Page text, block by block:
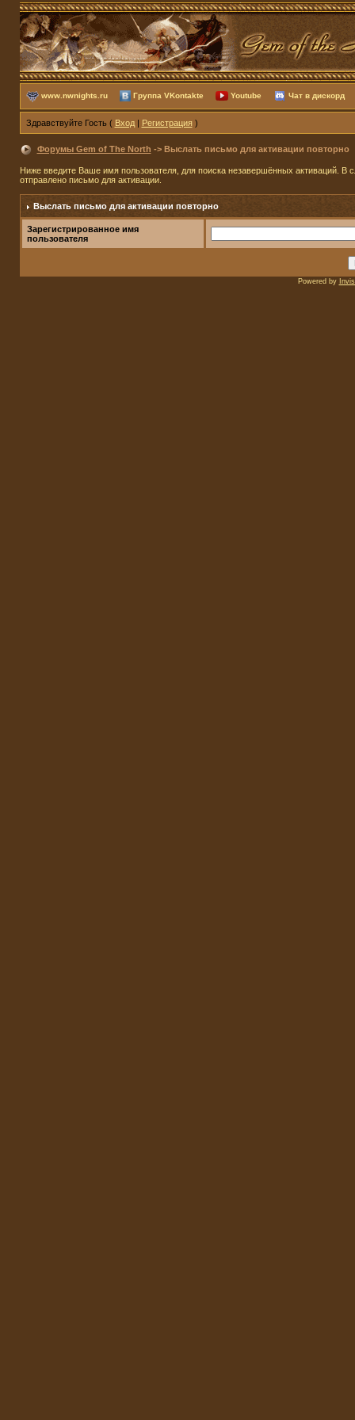
www.nwnights.ru Группа VKontakte Youtube Чат в дискорд
Здравствуйте Гость ( Вход| Регистрация)
Форумы Gem of The North -> Выслать письмо для активации повторно
Ниже введите Ваше имя пользователя, для поиска незавершённых активаций. В
отправлено письмо для активации.
Выслать письмо для активации повторно
Зарегистрированное имя
пользователя
Powered by